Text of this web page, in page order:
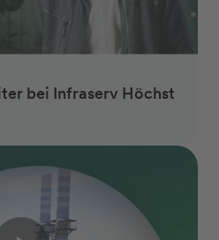
bei Infraserv Höchst